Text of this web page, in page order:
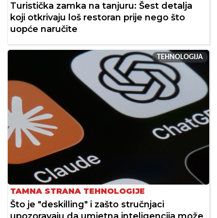
Turistička zamka na tanjuru: Šest detalja
koji otkrivaju loš restoran prije nego što
uopće naručite
TEHNOLOGIJA
TAMNA STRANA TEHNOLOGIJE
Što je "deskilling" i zašto stručnjaci